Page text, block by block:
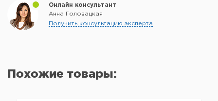
Онлайн консультант
Анна Головацкая
Получить консультацию эксперта
Похожие товары: